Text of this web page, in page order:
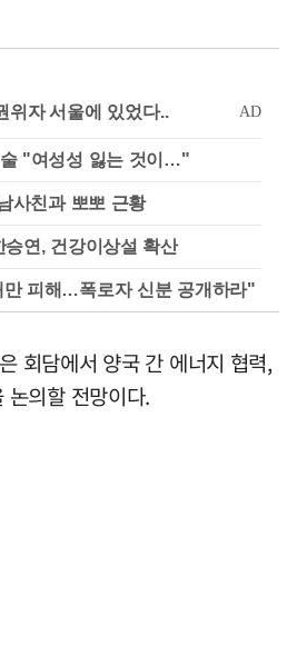
"여성성 잃는 것이…"
사친과 뽀뽀 근황
연, 건강이상설 확산
만 피해…폭로자 신분 공개하라"
회담에서 양국 간 에너지 협력,
논의할 전망이다.